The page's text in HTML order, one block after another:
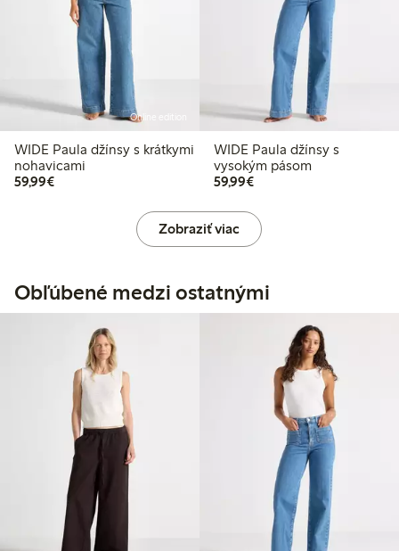
Online edition
WIDE Paula džínsy s krátkymi
nohavicami
59,99€59,99 €
WIDE Paula džínsy s
vysokým pásom
59,99€59,99 €
Zobraziť viac
Obľúbené medzi ostatnými